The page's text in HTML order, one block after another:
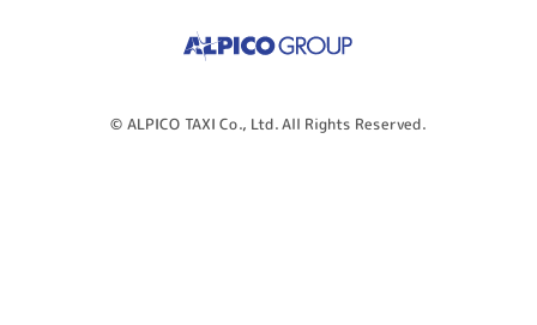
© ALPICO TAXI Co., Ltd. All Rights Reserved.